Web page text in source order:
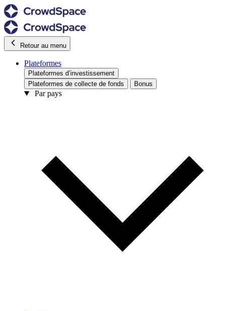
Retour au menu
Plateformes
Plateformes d’investissement
Plateformes de collecte de fonds
Bonus
Par pays